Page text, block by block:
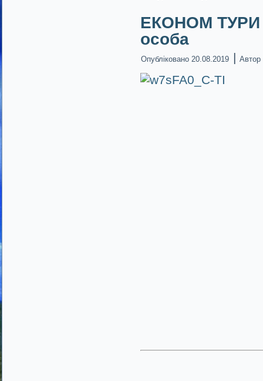
ЕКОНОМ ТУРИ
особа
Опубліковано 20.08.2019 | Автор